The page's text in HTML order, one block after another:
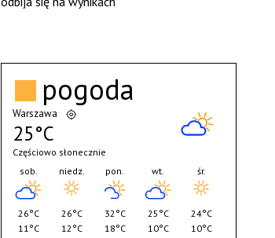
pogoda
Warszawa
25°C
Częściowo słonecznie
sob.
26°C
11°C
niedz.
26°C
12°C
pon.
32°C
18°C
wt.
25°C
10°C
śr.
24°C
10°C